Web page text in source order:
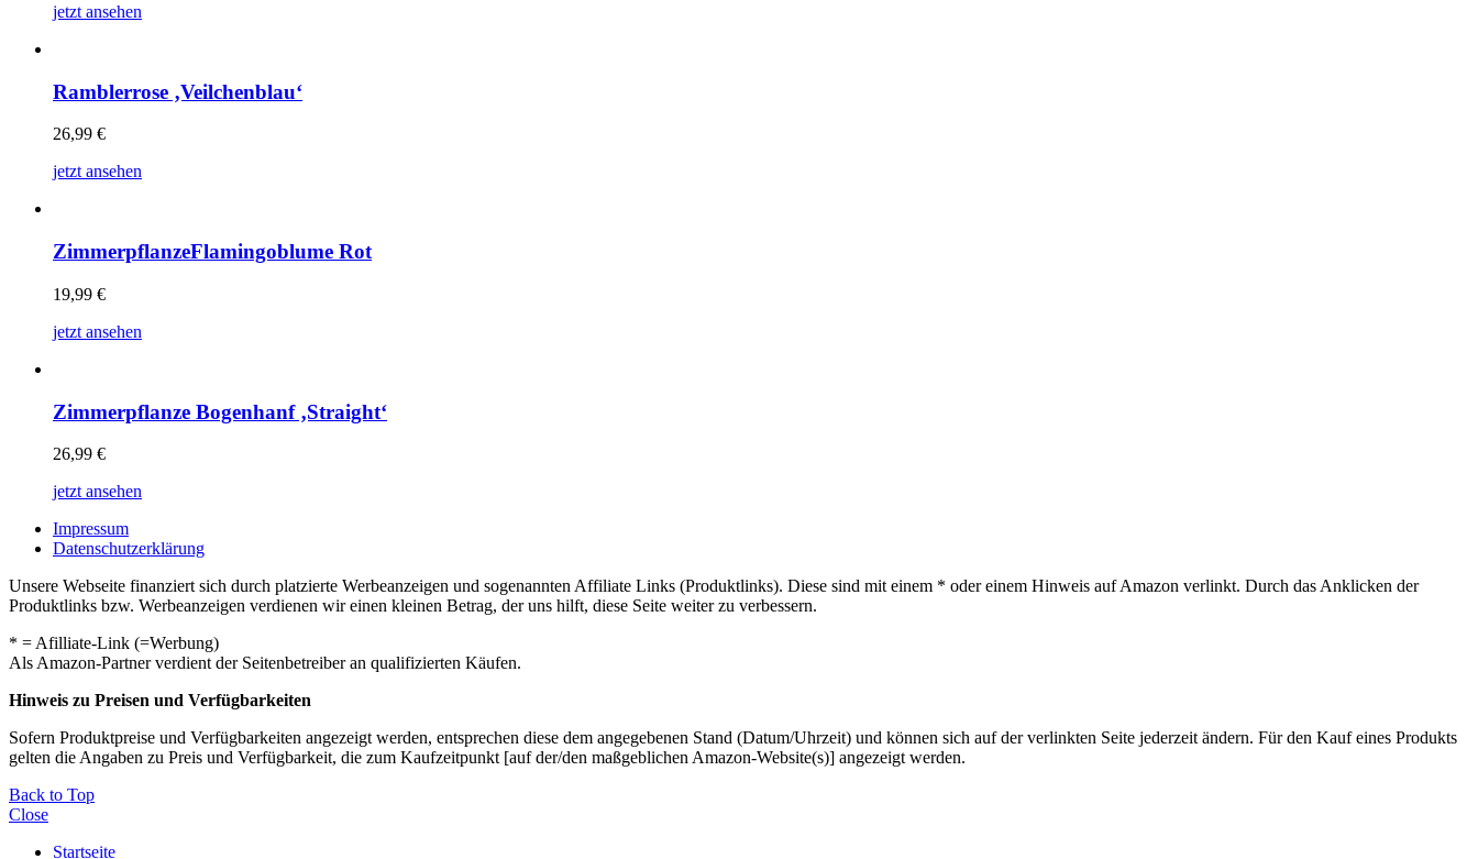
jetzt ansehen
Ramblerrose ‚Veilchenblau‘
26,99 €
jetzt ansehen
ZimmerpflanzeFlamingoblume Rot
19,99 €
jetzt ansehen
Zimmerpflanze Bogenhanf ‚Straight‘
26,99 €
jetzt ansehen
Impressum
Datenschutzerklärung
Unsere Webseite finanziert sich durch platzierte Werbeanzeigen und sogenannten Affiliate Links (Produktlinks). Diese sind mit einem * oder einem Hinweis auf Amazon verlinkt. Durch das Anklicken der
Produktlinks bzw. Werbeanzeigen verdienen wir einen kleinen Betrag, der uns hilft, diese Seite weiter zu verbessern.
* = Afilliate-Link (=Werbung)
Als Amazon-Partner verdient der Seitenbetreiber an qualifizierten Käufen.
Hinweis zu Preisen und Verfügbarkeiten
Sofern Produktpreise und Verfügbarkeiten angezeigt werden, entsprechen diese dem angegebenen Stand (Datum/Uhrzeit) und können sich auf der verlinkten Seite jederzeit ändern. Für den Kauf eines Produkts
gelten die Angaben zu Preis und Verfügbarkeit, die zum Kaufzeitpunkt [auf der/den maßgeblichen Amazon-Website(s)] angezeigt werden.
Back to Top
Close
Startseite